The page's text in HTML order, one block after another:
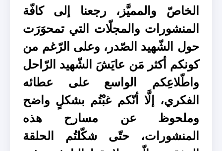
الخاصّ والمميَّز، رجعنا إلى كافّة
المنشورات والمجلّات التي تمحوَرَت
حول الشّهيد الصّدر، وعلى الرّغم من
كونكم أكثر مَن عايَشَ الشّهيد الرّاحل
واطّلاعِكم الواسع على عطائه
الفكري، إلَّا أنّكم غبْتُم بشكلٍ واضح
وملحوظ عن مسارح هذه
المنشورات، حتّى شكّلتُم الحلقة